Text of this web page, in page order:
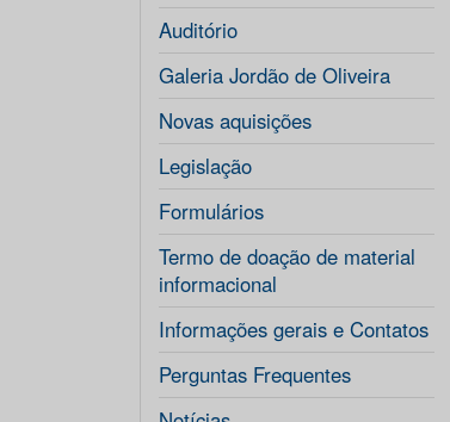
Auditório
Galeria Jordão de Oliveira
Novas aquisições
Legislação
Formulários
Termo de doação de material
informacional
Informações gerais e Contatos
Perguntas Frequentes